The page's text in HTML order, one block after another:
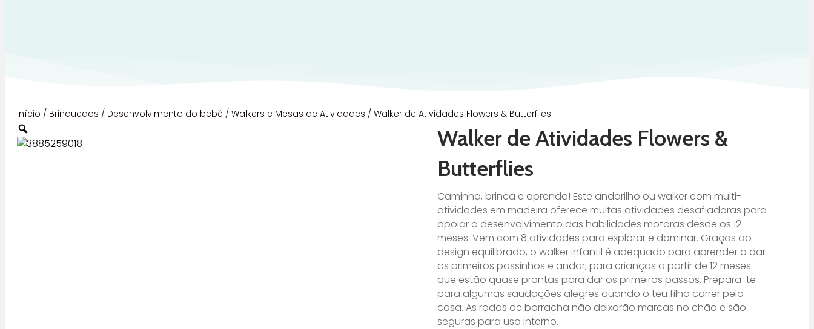
Início / Brinquedos / Desenvolvimento do bebé / Walkers e Mesas de Atividades / Walker de Atividades Flowers & Butterflies
Walker de Atividades Flowers &
Butterflies
Caminha, brinca e aprenda! Este andarilho ou walker com multi-
atividades em madeira oferece muitas atividades desafiadoras para
apoiar o desenvolvimento das habilidades motoras desde os 12
meses. Vem com 8 atividades para explorar e dominar. Graças ao
design equilibrado, o walker infantil é adequado para aprender a dar
os primeiros passinhos e andar, para crianças a partir de 12 meses
que estão quase prontas para dar os primeiros passos. Prepara-te
para algumas saudações alegres quando o teu filho correr pela
casa. As rodas de borracha não deixarão marcas no chão e são
seguras para uso interno.